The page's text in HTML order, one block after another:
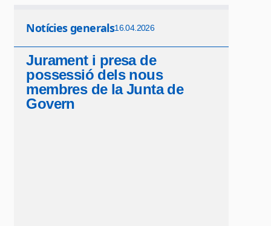
Notícies generals16.04.2026
Jurament i presa de
possessió dels nous
membres de la Junta de
Govern